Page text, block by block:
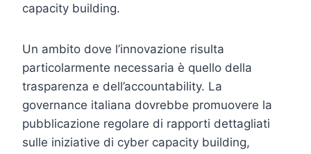
capacity building.
Un ambito dove l’innovazione risulta
particolarmente necessaria è quello della
trasparenza e dell’accountability. La
governance italiana dovrebbe promuovere la
pubblicazione regolare di rapporti dettagliati
sulle iniziative di cyber capacity building,